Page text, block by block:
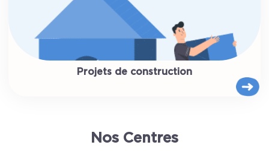
Projets de construction
Nos Centres